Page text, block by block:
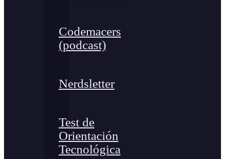
Codemacers
(podcast)
Nerdsletter
Test de
Orientación
Tecnológica